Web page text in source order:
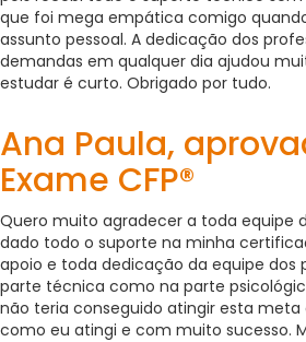
que foi mega empática comigo
assunto pessoal. A dedicação dos
demandas em qualquer dia ajudou
estudar é curto. Obrigado por tudo.
Ana Paula,
Exame CFP®
Quero muito agradecer a toda equipe
dado todo o suporte na minha
apoio e toda dedicação da equipe dos
parte técnica como na parte
não teria conseguido atingir esta
como eu atingi e com muito sucesso.